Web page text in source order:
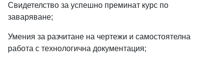
Свидетелство за успешно преминат курс по
заваряване;
Умения за разчитане на чертежи и самостоятелна
работа с технологична документация;